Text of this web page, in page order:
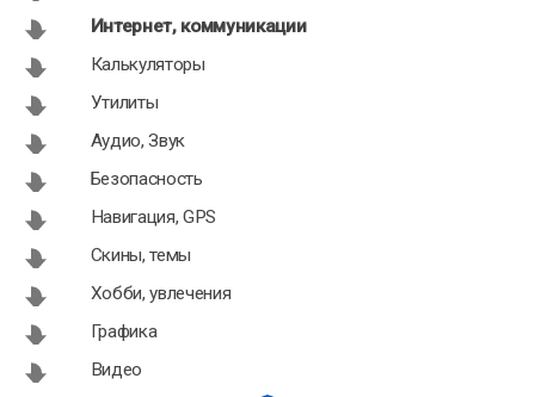
Интернет, коммуникации
Калькуляторы
Утилиты
Аудио, Звук
Безопасность
Навигация, GPS
Скины, темы
Хобби, увлечения
Графика
Видео